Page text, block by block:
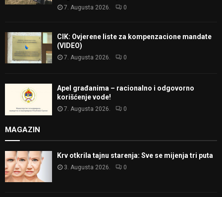
7. Augusta 2026. 0
CIK: Ovjerene liste za kompenzacione mandate
(VIDEO)
7. Augusta 2026. 0
Apel građanima – racionalno i odgovorno
korišćenje vode!
7. Augusta 2026. 0
MAGAZIN
Krv otkrila tajnu starenja: Sve se mijenja tri puta
3. Augusta 2026. 0